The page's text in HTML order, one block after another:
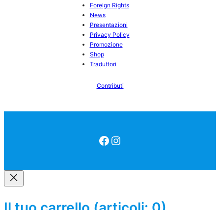
Foreign Rights
News
Presentazioni
Privacy Policy
Promozione
Shop
Traduttori
Contributi
Facebook
Instagram